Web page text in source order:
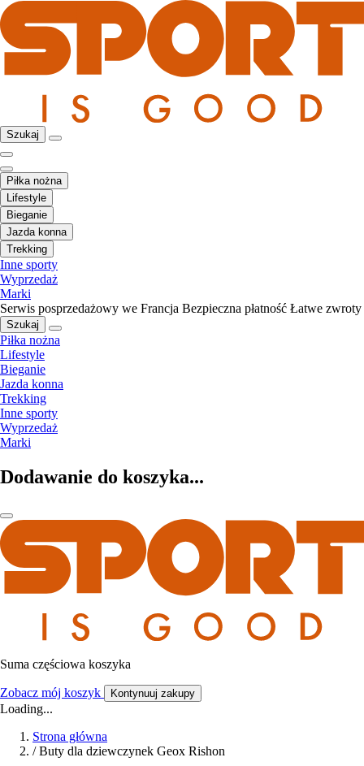
Szukaj
Piłka nożna
Lifestyle
Bieganie
Jazda konna
Trekking
Inne sporty
Wyprzedaż
Marki
Serwis posprzedażowy we Francja Bezpieczna płatność Łatwe zwroty
Szukaj
Piłka nożna
Lifestyle
Bieganie
Jazda konna
Trekking
Inne sporty
Wyprzedaż
Marki
Dodawanie do koszyka...
Suma częściowa koszyka
Zobacz mój koszyk Kontynuuj zakupy
Loading...
Strona główna
/ Buty dla dziewczynek Geox Rishon